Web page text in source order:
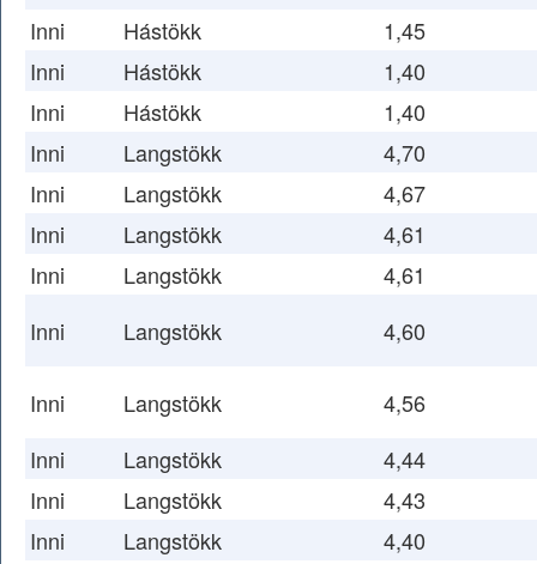
Inni
Hástökk
1,45
Inni
Hástökk
1,40
Inni
Hástökk
1,40
Inni
Langstökk
4,70
Inni
Langstökk
4,67
Inni
Langstökk
4,61
Inni
Langstökk
4,61
Inni
Langstökk 4,60
Inni Langstökk
4,56
Inni
Langstökk
4,44
Inni
Langstökk
4,43
Inni
Langstökk
4,40